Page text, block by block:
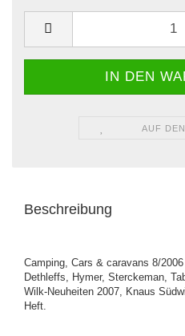
AUF
Beschreibung
Camping, Cars & caravans 8/
Dethleffs, Hymer, Sterckeman,
Wilk-Neuheiten 2007, Knaus
Heft.